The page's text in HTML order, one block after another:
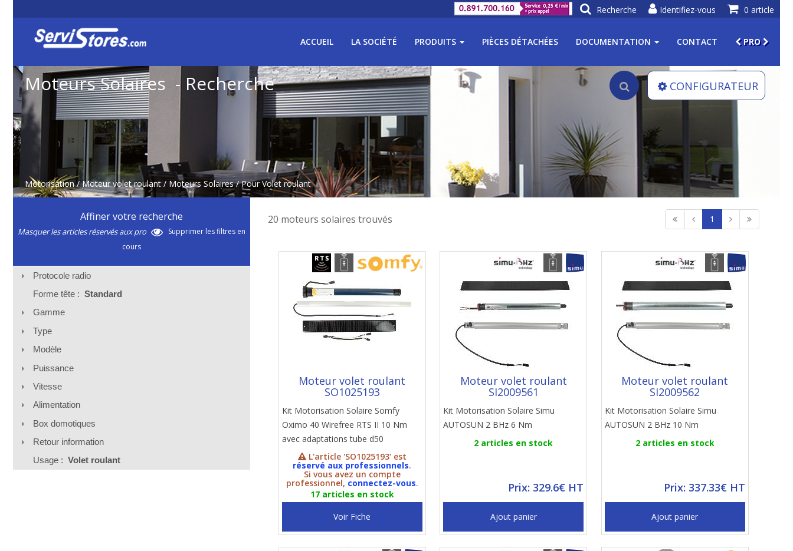
0 article
Identifiez-vous
Recherche
ACCUEIL LA SOCIÉTÉ PRODUITS PIÈCES DÉTACHÉES DOCUMENTATION CONTACT PRO
Moteurs Solaires - Recherche
Motorisation /Moteur volet roulant / Moteurs Solaires / Pour Volet roulant
CONFIGURATEUR
Affiner votre recherche
Masquer les articles réservés aux pro
Supprimer les filtres en
cours
Protocole radio
Forme tête : Standard
Gamme
Type
Modèle
Puissance
Vitesse
Alimentation
Box domotiques
Retour information
Usage : Volet roulant
20 moteurs solaires trouvés 1
Moteur volet roulant
SO1025193
Kit Motorisation Solaire Somfy
Oximo 40 Wirefree RTS II 10 Nm
avec adaptations tube d50
L'article 'SO1025193' est
réservé aux professionnels.
Si vous avez un compte
professionnel, connectez-vous.
17 articles en stock
Voir Fiche
Moteur volet roulant
SI2009561
Kit Motorisation Solaire Simu
AUTOSUN 2 BHz 6 Nm
2 articles en stock
Prix: 329.6€ HT
Ajout panier
Moteur volet roulant
SI2009562
Kit Motorisation Solaire Simu
AUTOSUN 2 BHz 10 Nm
2 articles en stock
Prix: 337.33€ HT
Ajout panier